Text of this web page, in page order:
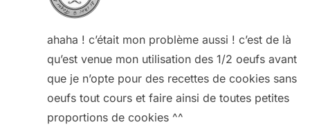
ahaha ! c’était mon problème aussi ! c’est de là
qu’est venue mon utilisation des 1/2 oeufs avant
que je n’opte pour des recettes de cookies sans
oeufs tout cours et faire ainsi de toutes petites
proportions de cookies ^^